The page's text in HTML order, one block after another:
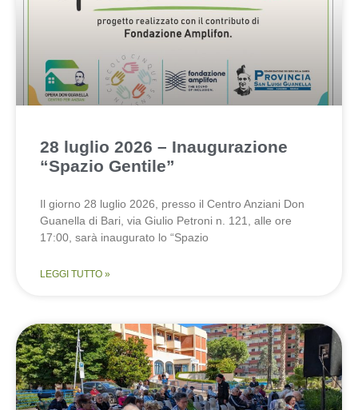
28 luglio 2026 – Inaugurazione
“Spazio Gentile”
Il giorno 28 luglio 2026, presso il Centro Anziani Don
Guanella di Bari, via Giulio Petroni n. 121, alle ore
17:00, sarà inaugurato lo “Spazio
LEGGI TUTTO »